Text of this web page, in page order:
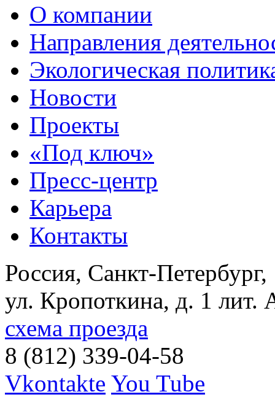
О компании
Направления
Экологическая
Новости
Проекты
«Под ключ»
Пресс-центр
Карьера
Контакты
Россия, Санкт-Петербург,
ул. Кропоткина, д. 1 лит.
схема проезда
8 (812) 339-04-58
Vkontakte You Tube